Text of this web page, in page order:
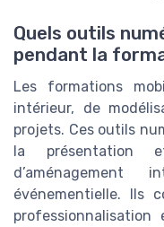
Quels outils
pendant la
Les formations
intérieur, de
projets. Ces outils
la présentation
événementielle. Ils